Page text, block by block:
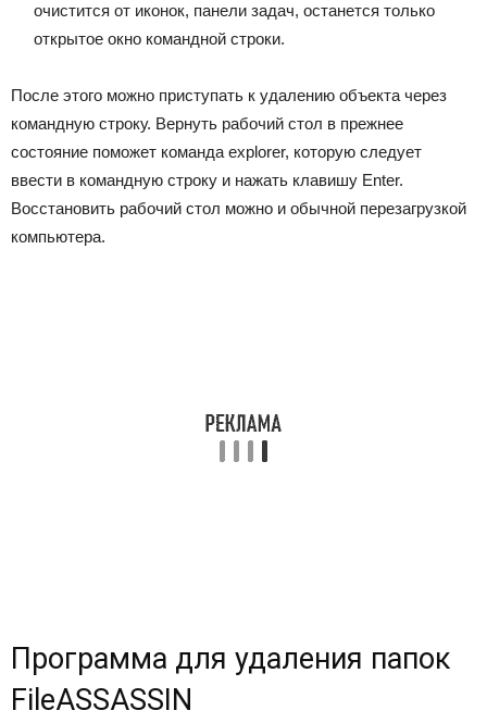
очистится от иконок, панели задач, останется только
открытое окно командной строки.
После этого можно приступать к удалению объекта через
командную строку. Вернуть рабочий стол в прежнее
состояние поможет команда explorer, которую следует
ввести в командную строку и нажать клавишу Enter.
Восстановить рабочий стол можно и обычной перезагрузкой
компьютера.
Программа для удаления папок
FileASSASSIN